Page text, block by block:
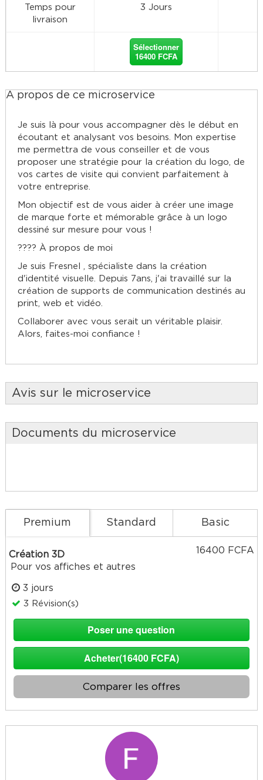
Temps pour
livraison
3 Jours
Sélectionner
16400 FCFA
À propos de ce microservice
Je suis là pour vous accompagner dès le début en
écoutant et analysant vos besoins. Mon expertise
me permettra de vous conseiller et de vous
proposer une stratégie pour la création du logo, de
vos cartes de visite qui convient parfaitement à
votre entreprise.
Mon objectif est de vous aider à créer une image
de marque forte et mémorable grâce à un logo
dessiné sur mesure pour vous !
???? À propos de moi
Je suis Fresnel , spécialiste dans la création
d'identité visuelle. Depuis 7ans, j'ai travaillé sur la
création de supports de communication destinés au
print, web et vidéo.
Collaborer avec vous serait un véritable plaisir.
Alors, faites-moi confiance !
Avis sur le microservice
Documents du microservice
Premium Standard Basic
Création 3D
16400 FCFA
Pour vos affiches et autres
3 jours
3 Révision(s)
Poser une question
Acheter(16400 FCFA)
Comparer les offres